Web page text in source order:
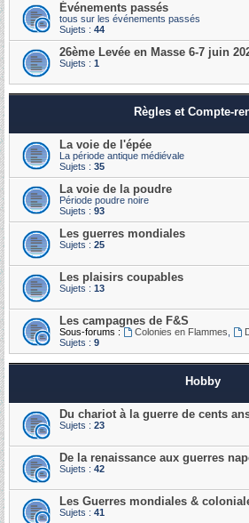
Événements passés
tous sur les événements passés
Sujets : 44
26ème Levée en Masse 6-7 juin
Sujets : 1
Règles et Compte-
La voie de l'épée
La période antique médiévale
Sujets : 35
La voie de la poudre
Période poudre noire
Sujets : 93
Les guerres mondiales
Sujets : 25
Les plaisirs coupables
Sujets : 13
Les campagnes de F&S
Sous-forums : Colonies en Flammes
Sujets : 9
Hobby
Du chariot à la guerre de cents
Sujets : 23
De la renaissance aux guerres
Sujets : 42
Les Guerres mondiales &
Sujets : 41